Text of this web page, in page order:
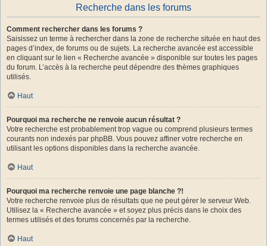
Recherche dans les forums
Comment rechercher dans les forums ?
Saisissez un terme à rechercher dans la zone de recherche située en haut des
pages d’index, de forums ou de sujets. La recherche avancée est accessible
en cliquant sur le lien « Recherche avancée » disponible sur toutes les pages
du forum. L’accès à la recherche peut dépendre des thèmes graphiques
utilisés.
Haut
Pourquoi ma recherche ne renvoie aucun résultat ?
Votre recherche est probablement trop vague ou comprend plusieurs termes
courants non indexés par phpBB. Vous pouvez affiner votre recherche en
utilisant les options disponibles dans la recherche avancée.
Haut
Pourquoi ma recherche renvoie une page blanche ?!
Votre recherche renvoie plus de résultats que ne peut gérer le serveur Web.
Utilisez la « Recherche avancée » et soyez plus précis dans le choix des
termes utilisés et des forums concernés par la recherche.
Haut